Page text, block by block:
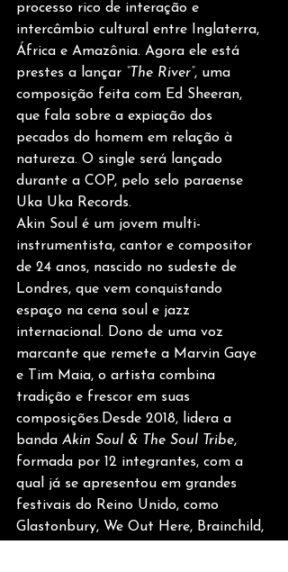
processo rico de interação e
intercâmbio cultural entre Inglaterra,
África e Amazônia. Agora ele está
prestes a lançar “The River”, uma
composição feita com Ed Sheeran,
que fala sobre a expiação dos
pecados do homem em relação à
natureza. O single será lançado
durante a COP, pelo selo paraense
Uka Uka Records.
Akin Soul é um jovem multi-
instrumentista, cantor e compositor
de 24 anos, nascido no sudeste de
Londres, que vem conquistando
espaço na cena soul e jazz
internacional. Dono de uma voz
marcante que remete a Marvin Gaye
e Tim Maia, o artista combina
tradição e frescor em suas
composições.Desde 2018, lidera a
banda Akin Soul & The Soul Tribe,
formada por 12 integrantes, com a
qual já se apresentou em grandes
festivais do Reino Unido, como
Glastonbury, We Out Here, Brainchild,